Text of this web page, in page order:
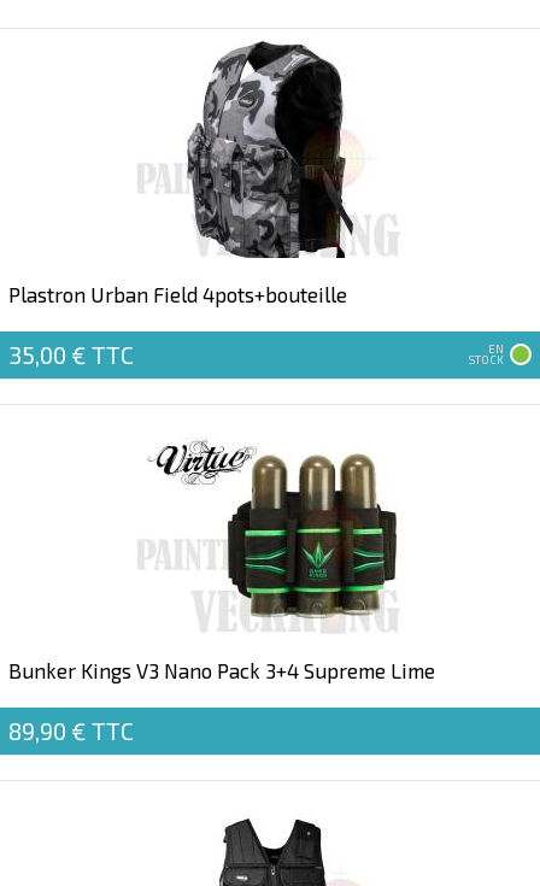
Plastron Urban Field 4pots+bouteille
35,00 € TTC EN
STOCK
Bunker Kings V3 Nano Pack 3+4 Supreme Lime
89,90 € TTC